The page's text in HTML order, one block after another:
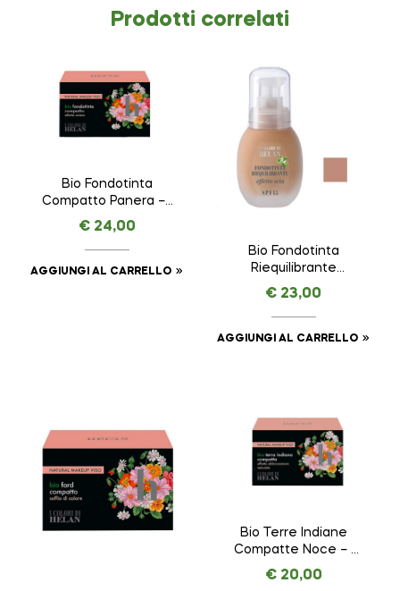
Prodotti correlati
Bio Fondotinta
Compatto Panera – I
COLORI DI HELAN –
VISO da 8 ml
€24,00
AGGIUNGI AL CARRELLO
Bio Fondotinta
Riequilibrante
Dattero – I COLORI
DI HELAN – VISO da
30 ml
€ 23,00
AGGIUNGI AL CARRELLO
Bio Terre Indiane
Compatte Noce – I
COLORI DI HELAN –
VISO da 8,5 g
€20,00